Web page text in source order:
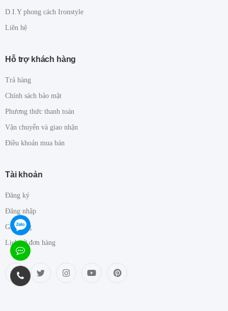
D.I.Y phong cách Ironstyle
Liên hệ
Hỗ trợ khách hàng
Trả hàng
Chính sách bảo mật
Phương thức thanh toán
Vận chuyển và giao nhận
Điều khoản mua bán
Tài khoản
Đăng ký
Đăng nhập
Giỏ hàng
Lịch sử đơn hàng